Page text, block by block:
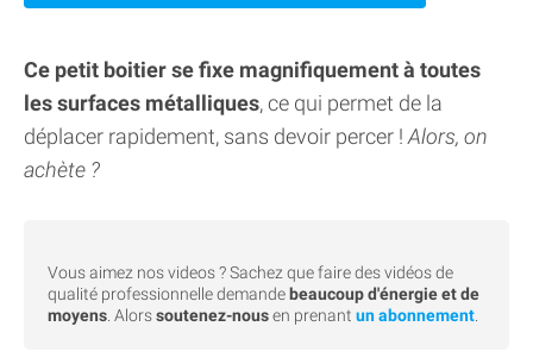
Ce petit boitier se fixe magnifiquement à toutes
les surfaces métalliques, ce qui permet de la
déplacer rapidement, sans devoir percer !Alors, on
achète ?
Vous aimez nos videos ? Sachez que faire des vidéos de
qualité professionnelle demande beaucoup d'énergie et de
moyens. Alorssoutenez-nousen prenant un abonnement.